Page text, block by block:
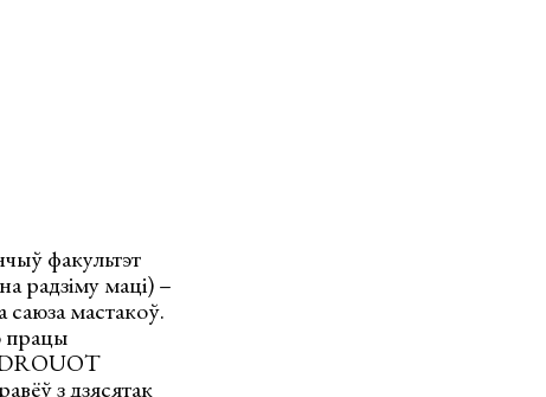
факультэт
радзіму маці) –
мастакоў.
працы
з дзясятак